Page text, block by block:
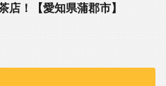
店！【愛知県蒲郡市】